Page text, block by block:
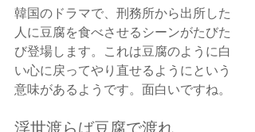
韓国のドラマで、刑務所から出所した
人に豆腐を食べさせるシーンがたびた
び登場します。これは豆腐のように白
い心に戻ってやり直せるようにという
意味があるようです。面白いですね。
浮世渡らば豆腐で渡れ